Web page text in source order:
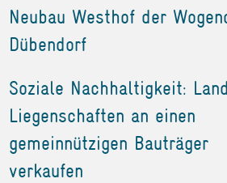
Neubau Westhof der
Dübendorf
Soziale Nachhaltigkeit:
Liegenschaften an einen
gemeinnützigen Bauträger
verkaufen